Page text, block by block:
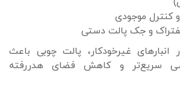
کنترل موجودی
و جک پالت دستی
انبارهای غیرخودکار، پالت چوبی باعث
سریع‌تر و کاهش فضای هدررفته